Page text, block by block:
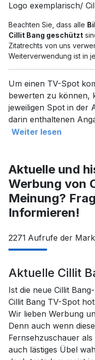
Logo exemplarisch/
Beachten Sie, dass alle
Cillit Bang geschützt
Zitatrechts von uns
Weiterverwendung ist in
Um einen TV-Spot
bewerten zu können,
jeweiligen Spot in der
darin enthaltenen
Weiter lesen
Aktuelle und
Werbung von
Meinung?
Informieren!
2271 Aufrufe der
Aktuelle Cillit
Ist die neue Cillit
Cillit Bang TV-Spot
Wir lieben Werbung
Denn auch wenn
Fernsehzuschauer
auch lästiges Übel